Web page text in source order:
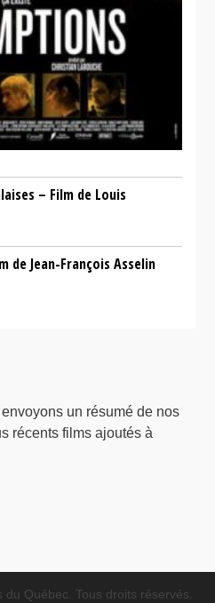
– Film de Louis
de Jean-François Asselin
un résumé de nos
récents films ajoutés à
Québec. Tous droits réservés.